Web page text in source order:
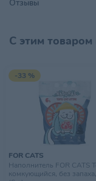
Условия хранения
Отзывы
С этим
-33 %
FOR CATS
Наполнитель FOR CATS
комкующийся, без